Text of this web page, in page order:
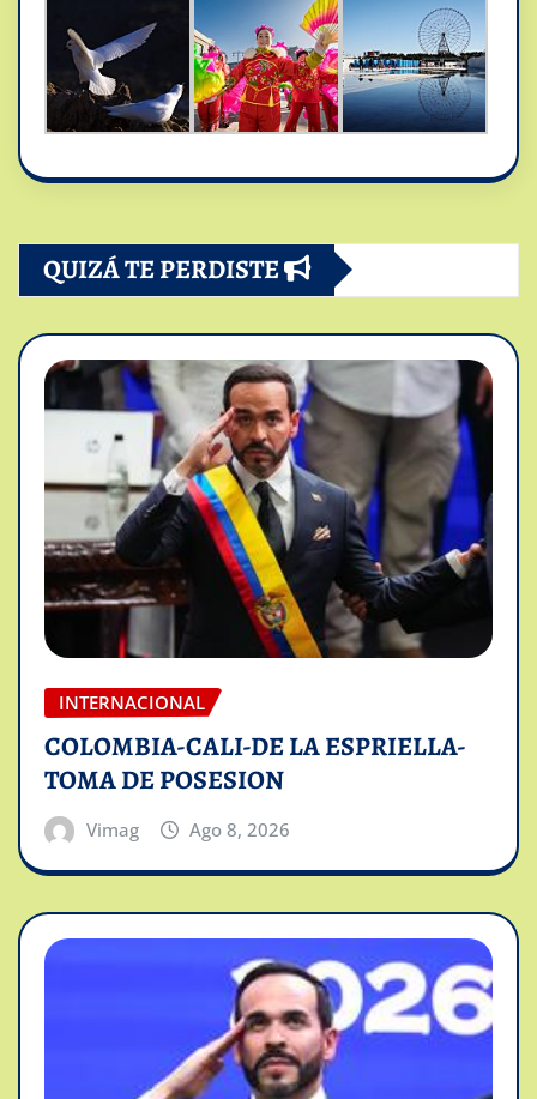
QUIZÁ TE PERDISTE
INTERNACIONAL
COLOMBIA-CALI-DE LA ESPRIELLA-
TOMA DE POSESION
Vimag Ago 8, 2026